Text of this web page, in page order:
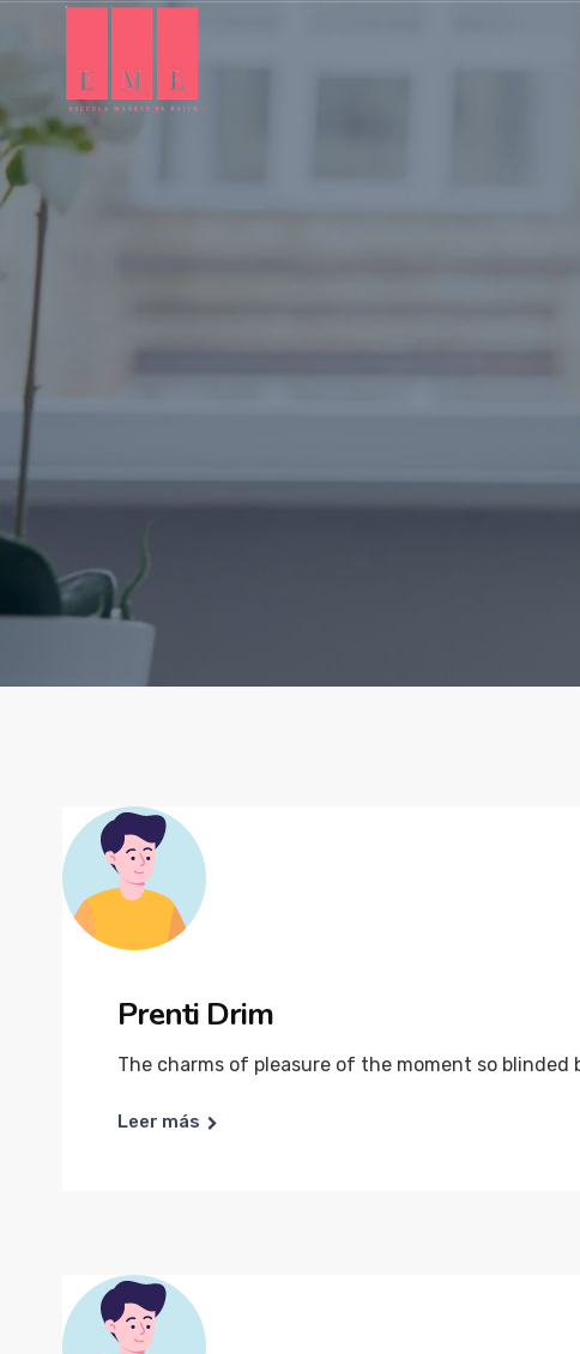
Prenti Drim
The charms of pleasure of the moment so
Leer más